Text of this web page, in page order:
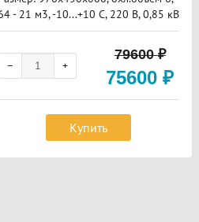
- 21 м3, -10...+10 С, 220 В, 0,85 кВ
59/69 кг.
79600₽
75600₽
Купить